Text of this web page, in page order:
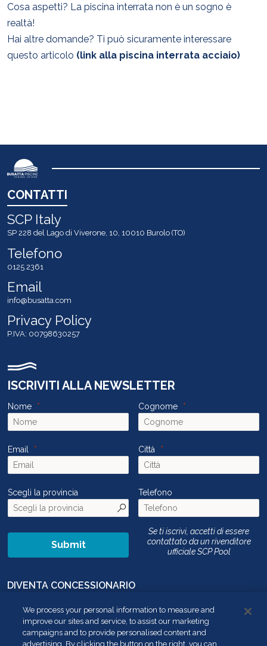
Cosa aspetti? La piscina interrata non è un sogno è
realtà!
Hai altre domande? Ti può sicuramente interessare
questo articolo (link alla piscina interrata acciaio)
CONTATTI
SCP Italy
SP 228 del Lago di Viverone, 10, 10010 Burolo (TO)
Telefono
0125 2361
Email
info@busatta.com
Privacy Policy
P.IVA: 00798630257
ISCRIVITI ALLA NEWSLETTER
Nome Cognome
Email Città
Scegli la provincia Telefono
Submit
Se ti iscrivi, accetti di essere
contattato da un rivenditore
ufficiale SCP Pool
DIVENTA CONCESSIONARIO
CONTATTACI
NON VENDERE LE MIE INFORMAZIONI PERSONALI
We process your personal information to measure and
improve our sites and service, to assist our marketing
campaigns and to provide personalised content and
advertising. By clicking the button on the right, you can